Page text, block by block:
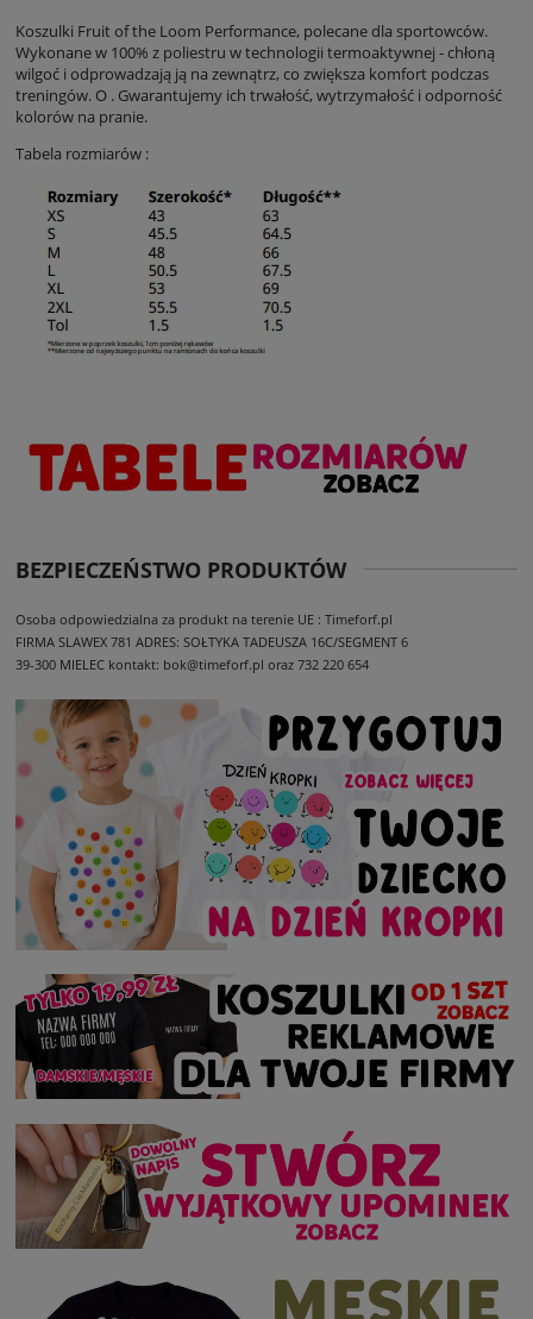
Koszulki Fruit of the Loom Performance, polecane dla sportowców.
Wykonane w 100% z poliestru w technologii termoaktywnej - chłoną
wilgoć i odprowadzają ją na zewnątrz, co zwiększa komfort podczas
treningów. O . Gwarantujemy ich trwałość, wytrzymałość i odporność
kolorów na pranie.
Tabela rozmiarów :
BEZPIECZEŃSTWO PRODUKTÓW
Osoba odpowiedzialna za produkt na terenie UE : Timeforf.pl
FIRMA SLAWEX 781 ADRES: SOŁTYKA TADEUSZA 16C/SEGMENT 6
39-300 MIELEC kontakt: bok@timeforf.pl oraz 732 220 654